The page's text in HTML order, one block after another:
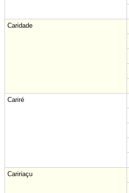
Caridade
Cariré
Caririaçu